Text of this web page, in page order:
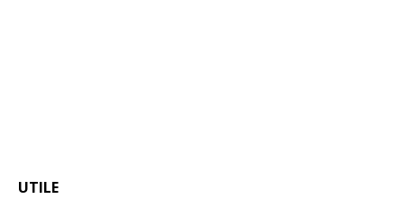
UTILE